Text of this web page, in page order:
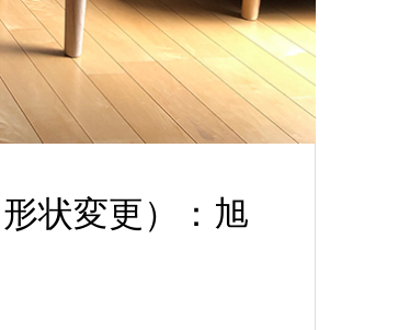
状変更）：旭